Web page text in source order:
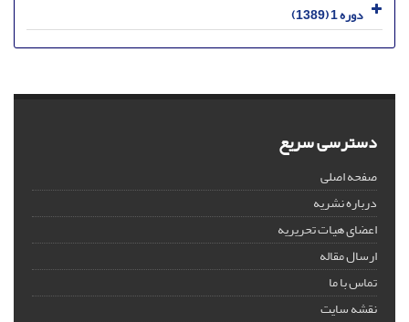
دوره 1 (1389)
دسترسی سریع
صفحه اصلی
درباره نشریه
اعضای هیات تحریریه
ارسال مقاله
تماس با ما
نقشه سایت